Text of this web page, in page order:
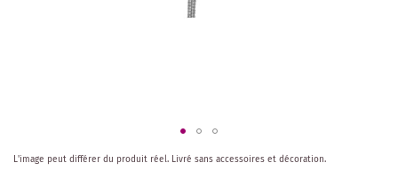
Skip
L'image peut différer du produit réel. Livré sans accessoires et décoration.